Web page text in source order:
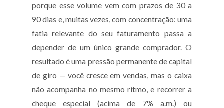
porque esse volume vem com prazos de 30 a
90 dias e, muitas vezes, com concentração: uma
fatia relevante do seu faturamento passa a
depender de um único grande comprador. O
resultado é uma pressão permanente de capital
de giro — você cresce em vendas, mas o caixa
não acompanha no mesmo ritmo, e recorrer a
cheque especial (acima de 7% a.m.) ou